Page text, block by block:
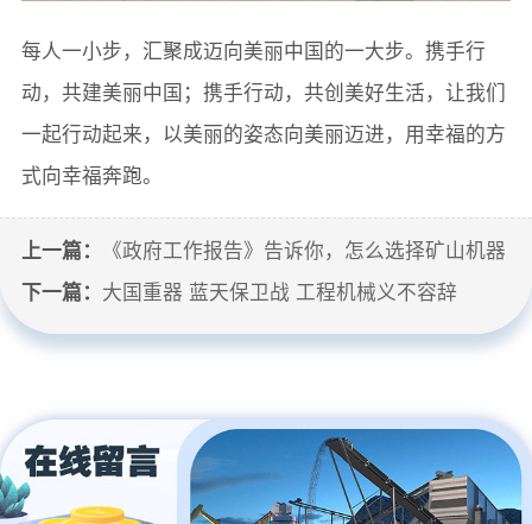
每人一小步，汇聚成迈向美丽中国的一大步。携手行
动，共建美丽中国；携手行动，共创美好生活，让我们
一起行动起来，以美丽的姿态向美丽迈进，用幸福的方
式向幸福奔跑。
上一篇：
《政府工作报告》告诉你，怎么选择矿山机器
下一篇： 大国重器 蓝天保卫战 工程机械义不容辞